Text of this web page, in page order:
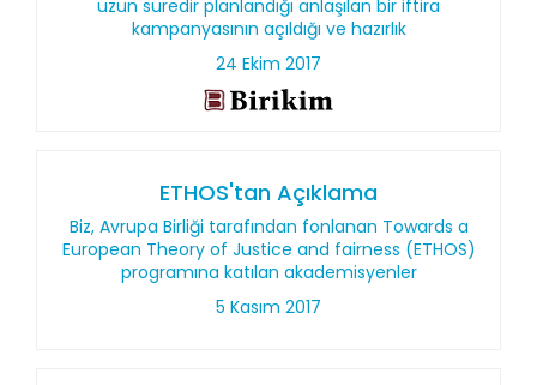
uzun süredir planlandığı anlaşılan bir iftira
kampanyasının açıldığı ve hazırlık
24 Ekim 2017
ETHOS'tan Açıklama
Biz, Avrupa Birliği tarafından fonlanan Towards a
European Theory of Justice and fairness (ETHOS)
programına katılan akademisyenler
5 Kasım 2017